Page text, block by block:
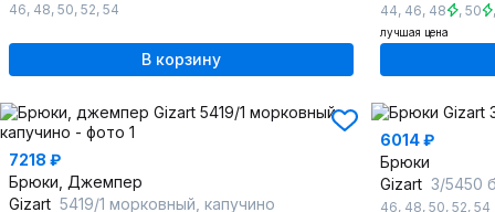
46, 48, 50, 52, 54
В корзину
44, 46, 48 , 50
лучшая цена
7218 ₽
Брюки, Джемпер
Gizart 5419/1 морковный, капучино
6014 ₽
Брюки
Gizart 3/5450
46, 48, 50, 52, 54